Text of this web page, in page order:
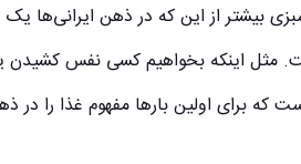
بیشتر از این که در ذهن ایرانی‌ها
مثل اینکه بخواهیم کسی نفس کشیدن
که برای اولین بارها مفهوم غذا را